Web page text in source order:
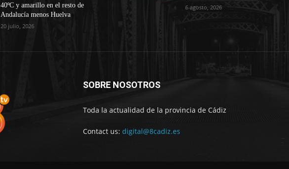
40ºC y amarillo en el resto de
Andalucía menos Huelva
20 julio, 2026
6 agosto, 2026
SOBRE NOSOTROS
Toda la actualidad de la provincia de Cádiz
Contact us: digital@8cadiz.es